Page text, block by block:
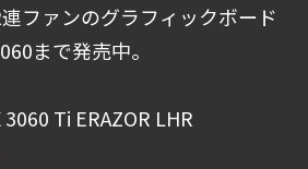
ファンのグラフィックボード
まで発売中。
Ti ERAZOR LHR